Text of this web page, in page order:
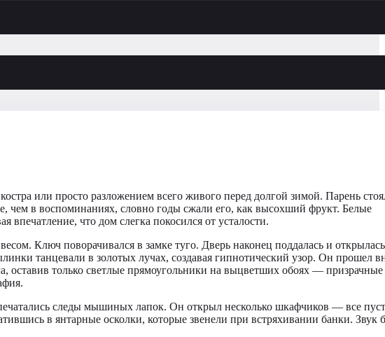
или просто разложением всего живого перед долгой зимой. Парень
чем в воспоминаниях, словно годы сжали его, как высохший фрукт. Белые
что дом слегка покосился от усталости.
Ключ поворачивался в замке туго. Дверь наконец поддалась и
танцевали в золотых лучах, создавая гипнотический узор. Он прошел
оставив только светлые прямоугольники на выцветших обоях — призрачные
следы мышиных лапок. Он открыл несколько шкафчиков — все
в янтарные осколки, которые звенели при встряхивании банки. Звук